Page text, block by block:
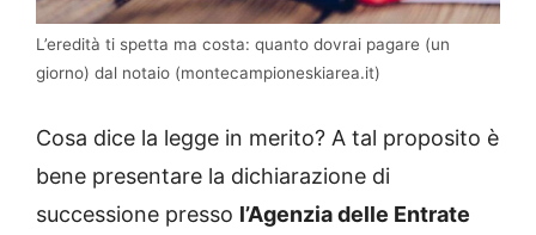
L’eredità ti spetta ma costa: quanto dovrai pagare (un
giorno) dal notaio (montecampioneskiarea.it)
Cosa dice la legge in merito? A tal proposito è
bene presentare la dichiarazione di
successione presso l’Agenzia delle Entrate